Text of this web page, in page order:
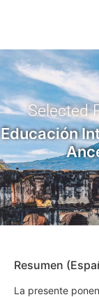
Selected
Educación
Resumen
La presente